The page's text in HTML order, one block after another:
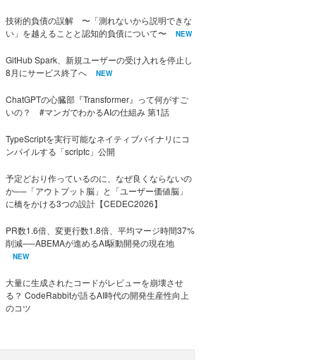
技術的負債の誤解 〜「測れないから説明できな
い」を越えることと認知的負債について〜
NEW
GitHub Spark、新規ユーザーの受け入れを停止し
8月にサービス終了へ
NEW
ChatGPTの心臓部『Transformer』って何がすご
いの？ #マンガでわかるAIの仕組み 第1話
TypeScriptを実行可能なネイティブバイナリにコ
ンパイルする「scriptc」公開
予定どおり作っているのに、なぜ良くならないの
か──「アウトプット脳」と「ユーザー価値脳」
に橋をかける3つの設計【CEDEC2026】
PR数1.6倍、変更行数1.8倍、平均マージ時間37%
削減──ABEMAが進めるAI駆動開発の現在地
NEW
大量に生成されたコードがレビューを崩壊させ
る？ CodeRabbitが語るAI時代の開発生産性向上
のコツ